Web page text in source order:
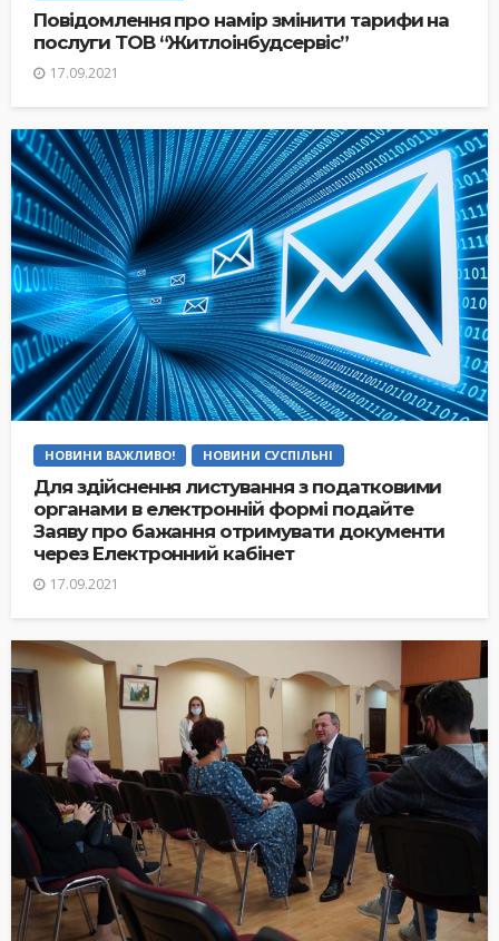
Повідомлення про намір змінити тарифи на
послуги ТОВ “Житлоінбудсервіс”
17.09.2021
НОВИНИ ВАЖЛИВО! НОВИНИ СУСПІЛЬНІ
Для здійснення листування з податковими
органами в електронній формі подайте
Заяву про бажання отримувати документи
через Електронний кабінет
17.09.2021